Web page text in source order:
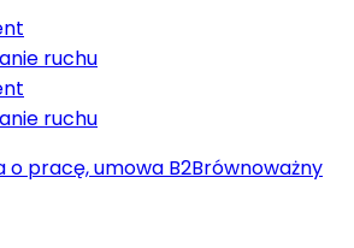
ruchu
ruchu
o pracę, umowa B2Brównoważny